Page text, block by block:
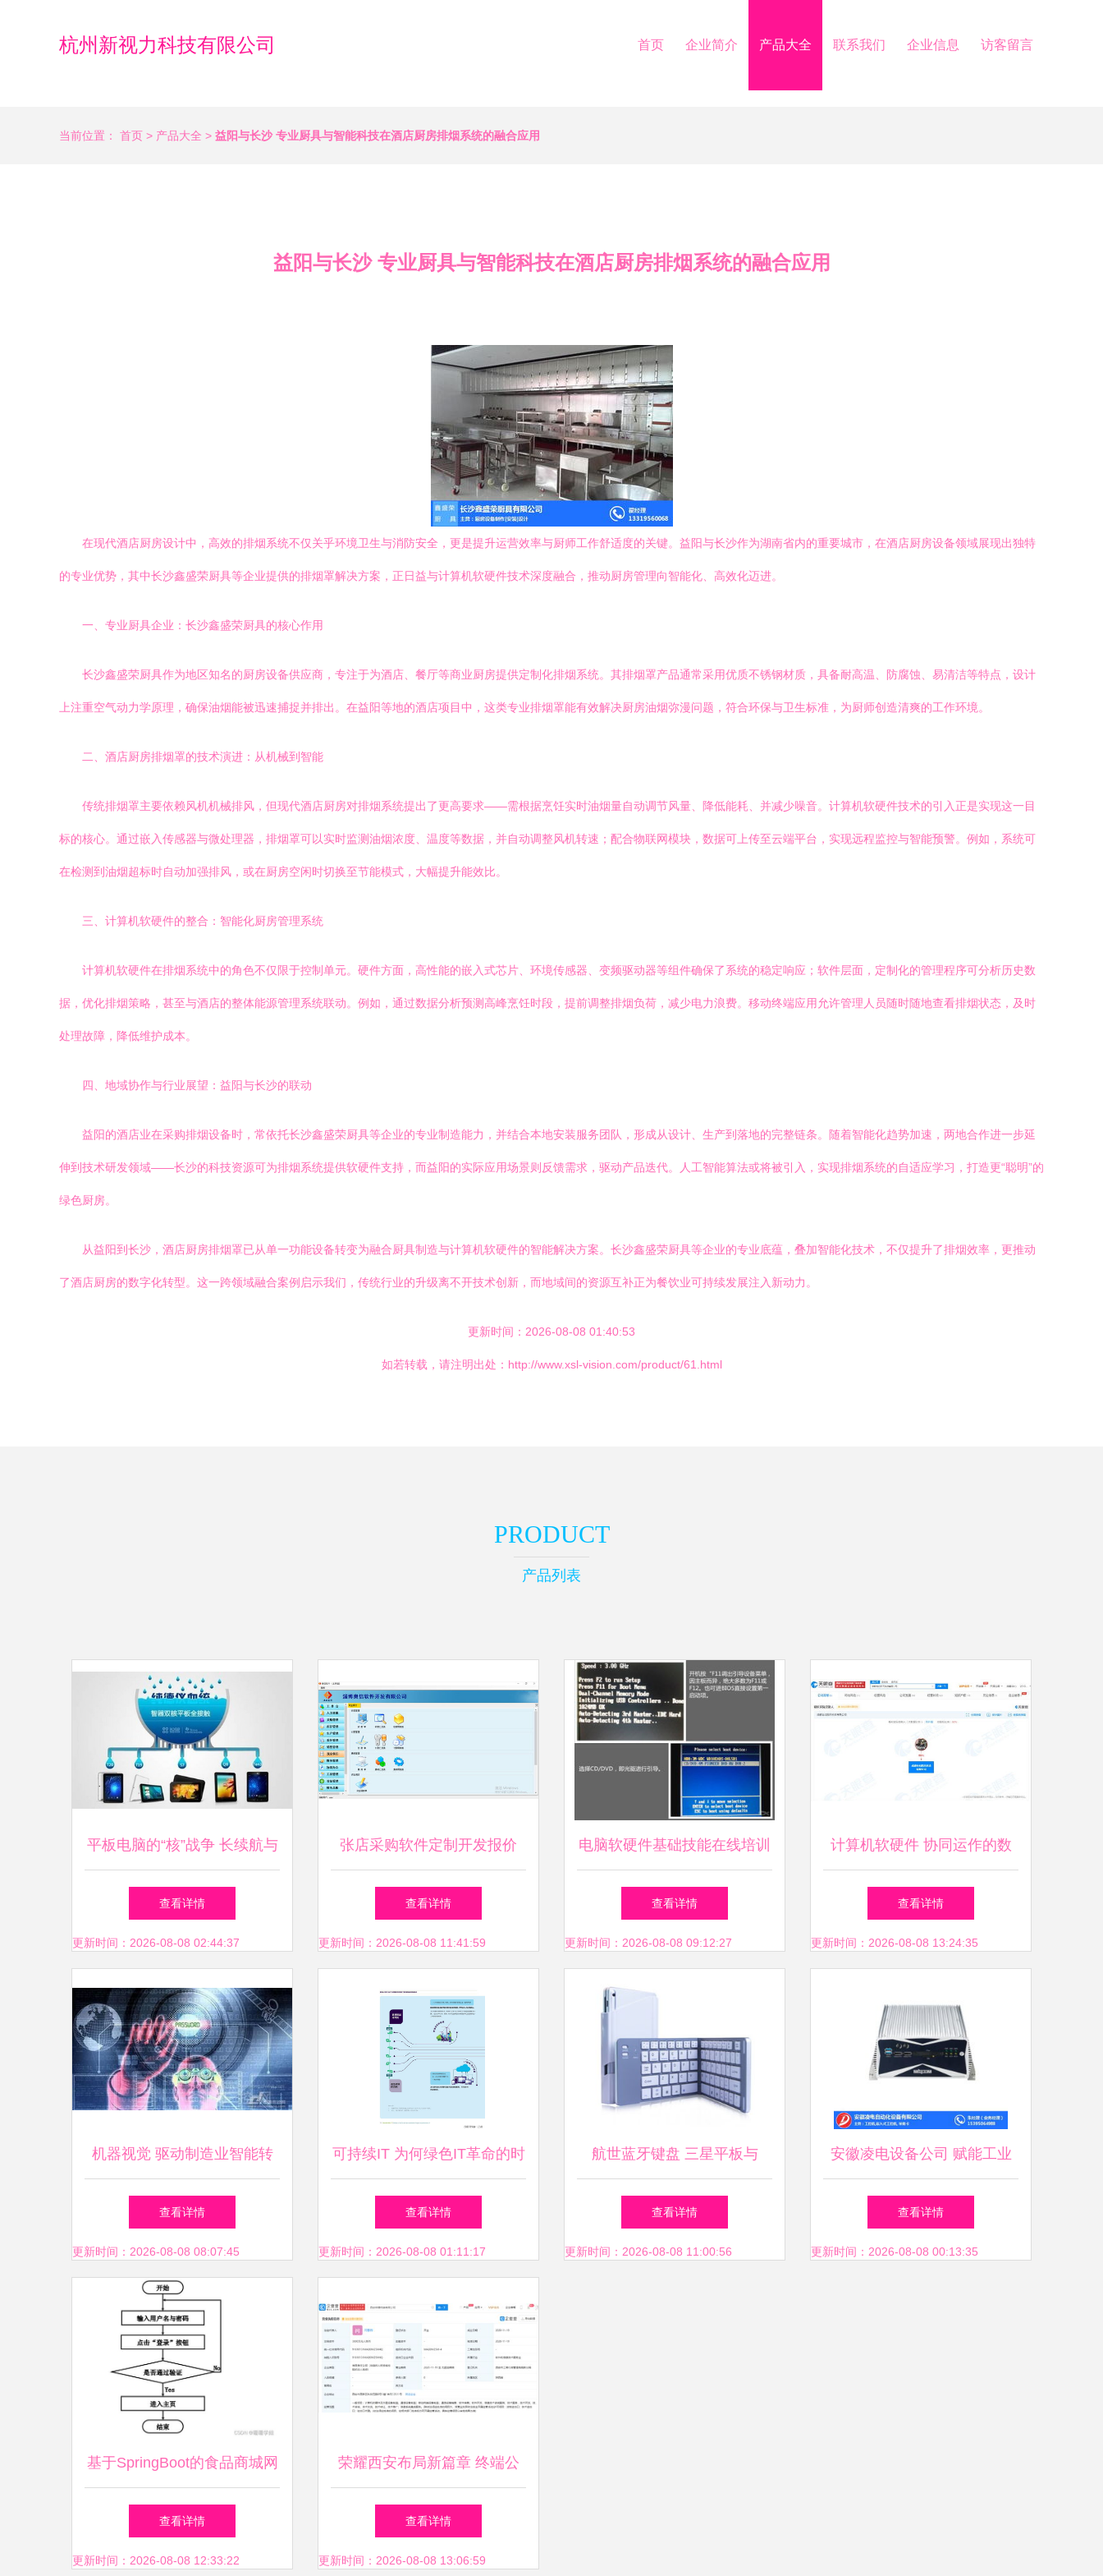
杭州新视力科技有限公司 首页 企业简介 产品大全 联系我们 企业信息 访客留言
当前位置： 首页 > 产品大全 > 益阳与长沙 专业厨具与智能科技在酒店厨房排烟系统的融合应用
益阳与长沙 专业厨具与智能科技在酒店厨房排烟系统的融合应用
在现代酒店厨房设计中，高效的排烟系统不仅关乎环境卫生与消防安全，更是提升运营效率与厨师工作舒适度的关键。益阳与长沙作为湖南省内的重要城市，在酒店厨房设备领域展现出独特
的专业优势，其中长沙鑫盛荣厨具等企业提供的排烟罩解决方案，正日益与计算机软硬件技术深度融合，推动厨房管理向智能化、高效化迈进。
一、专业厨具企业：长沙鑫盛荣厨具的核心作用
长沙鑫盛荣厨具作为地区知名的厨房设备供应商，专注于为酒店、餐厅等商业厨房提供定制化排烟系统。其排烟罩产品通常采用优质不锈钢材质，具备耐高温、防腐蚀、易清洁等特点，设计
上注重空气动力学原理，确保油烟能被迅速捕捉并排出。在益阳等地的酒店项目中，这类专业排烟罩能有效解决厨房油烟弥漫问题，符合环保与卫生标准，为厨师创造清爽的工作环境。
二、酒店厨房排烟罩的技术演进：从机械到智能
传统排烟罩主要依赖风机机械排风，但现代酒店厨房对排烟系统提出了更高要求——需根据烹饪实时油烟量自动调节风量、降低能耗、并减少噪音。计算机软硬件技术的引入正是实现这一目
标的核心。通过嵌入传感器与微处理器，排烟罩可以实时监测油烟浓度、温度等数据，并自动调整风机转速；配合物联网模块，数据可上传至云端平台，实现远程监控与智能预警。例如，系统可
在检测到油烟超标时自动加强排风，或在厨房空闲时切换至节能模式，大幅提升能效比。
三、计算机软硬件的整合：智能化厨房管理系统
计算机软硬件在排烟系统中的角色不仅限于控制单元。硬件方面，高性能的嵌入式芯片、环境传感器、变频驱动器等组件确保了系统的稳定响应；软件层面，定制化的管理程序可分析历史数
据，优化排烟策略，甚至与酒店的整体能源管理系统联动。例如，通过数据分析预测高峰烹饪时段，提前调整排烟负荷，减少电力浪费。移动终端应用允许管理人员随时随地查看排烟状态，及时
处理故障，降低维护成本。
四、地域协作与行业展望：益阳与长沙的联动
益阳的酒店业在采购排烟设备时，常依托长沙鑫盛荣厨具等企业的专业制造能力，并结合本地安装服务团队，形成从设计、生产到落地的完整链条。随着智能化趋势加速，两地合作进一步延
伸到技术研发领域——长沙的科技资源可为排烟系统提供软硬件支持，而益阳的实际应用场景则反馈需求，驱动产品迭代。人工智能算法或将被引入，实现排烟系统的自适应学习，打造更“聪明”的
绿色厨房。
从益阳到长沙，酒店厨房排烟罩已从单一功能设备转变为融合厨具制造与计算机软硬件的智能解决方案。长沙鑫盛荣厨具等企业的专业底蕴，叠加智能化技术，不仅提升了排烟效率，更推动
了酒店厨房的数字化转型。这一跨领域融合案例启示我们，传统行业的升级离不开技术创新，而地域间的资源互补正为餐饮业可持续发展注入新动力。
更新时间：2026-08-08 01:40:53
如若转载，请注明出处：http://www.xsl-vision.com/product/61.html
PRODUCT
产品列表
平板电脑的“核”战争 长续航与
低发热成为竞争新焦点
查看详情
更新时间：2026-08-08 02:44:37
张店采购软件定制开发报价
计算机软硬件成本分析
查看详情
更新时间：2026-08-08 11:41:59
电脑软硬件基础技能在线培训
开启您的数字世界之旅
查看详情
更新时间：2026-08-08 09:12:27
计算机软硬件 协同运作的数
字世界基石
查看详情
更新时间：2026-08-08 13:24:35
机器视觉 驱动制造业智能转
型的计算机软硬件协同之力
查看详情
更新时间：2026-08-08 08:07:45
可持续IT 为何绿色IT革命的时
机已经成熟
查看详情
更新时间：2026-08-08 01:11:17
航世蓝牙键盘 三星平板与
iPhone5s的智能伴侣，白色简
约设计提升办公效率
查看详情
更新时间：2026-08-08 11:00:56
安徽凌电设备公司 赋能工业
数字化，便携工业计算机引领
合肥智造新浪潮
查看详情
更新时间：2026-08-08 00:13:35
基于SpringBoot的食品商城网
站的设计与实现
查看详情
更新时间：2026-08-08 12:33:22
荣耀西安布局新篇章 终端公
司成立，注册资本3000万剑指
软硬件协同
查看详情
更新时间：2026-08-08 13:06:59